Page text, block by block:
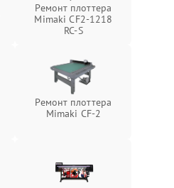
Ремонт плоттера
Mimaki CF2-1218
RC-S
Ремонт плоттера
Mimaki CF-2